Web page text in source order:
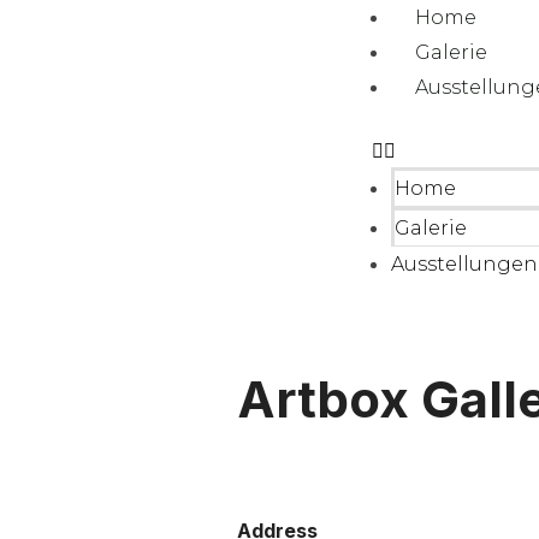
Home
Galerie
Home
Galerie
Ausstellungen
Artbox
Address